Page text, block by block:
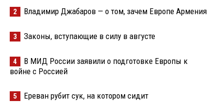
2 Владимир Джабаров — о том, зачем Европе Армения
3 Законы, вступающие в силу в августе
4
В МИД России заявили о подготовке Европы к
войне с Россией
5 Ереван рубит сук, на котором сидит